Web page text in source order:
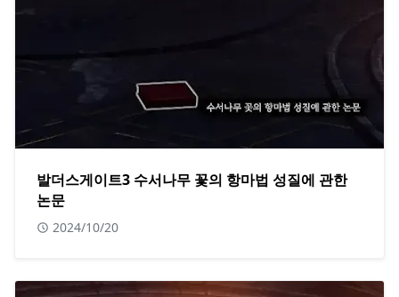
발더스게이트3 수서나무 꽃의 항마법 성질에 관한
논문
2024/10/20